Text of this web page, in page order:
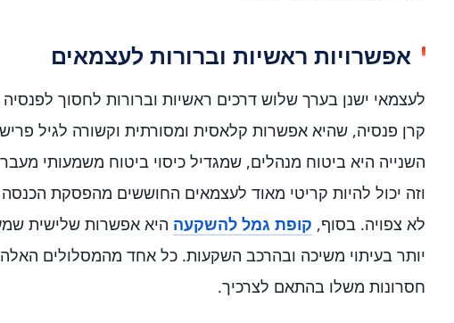
אפשרויות ראשיות וברורות לעצמאים
לעצמאי ישנן בערך שלוש דרכים ראשיות וברורות לחסוך
קרן פנסיה, שהיא אפשרות קלאסית ומסורתית וקשורה לגיל
השנייה היא ביטוח מנהלים, שמגדיל כיסוי ביטוח משמעותי
וזה יכול להיות קריטי מאוד לעצמאים החוששים מהפסקת
לא צפויה. בסוף, קופת גמל להשקעה היא אפשרות שלישית
יותר בעיתוי משיכה ובהרכב השקעות. כל אחד מהמסלולים האלה
חסרונות משלו בהתאם לצרכיך.